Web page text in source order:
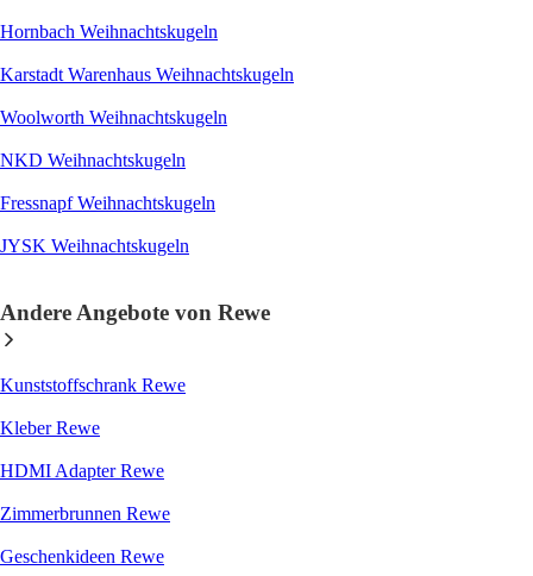
Hornbach Weihnachtskugeln
Karstadt Warenhaus Weihnachtskugeln
Woolworth Weihnachtskugeln
NKD Weihnachtskugeln
Fressnapf Weihnachtskugeln
JYSK Weihnachtskugeln
Andere Angebote von Rewe
Kunststoffschrank Rewe
Kleber Rewe
HDMI Adapter Rewe
Zimmerbrunnen Rewe
Geschenkideen Rewe